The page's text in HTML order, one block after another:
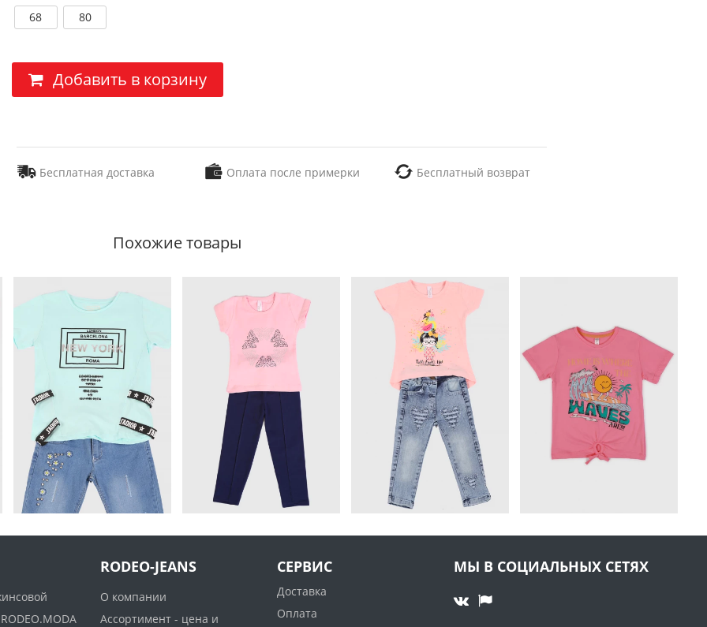
68 80
Добавить в корзину
Бесплатная доставка Оплата после примерки Бесплатный возврат
Похожие товары
RODEO-JEANS
О компании
Ассортимент - цена и
СЕРВИС
Доставка
Оплата
МЫ В СОЦИАЛЬНЫХ СЕТЯХ